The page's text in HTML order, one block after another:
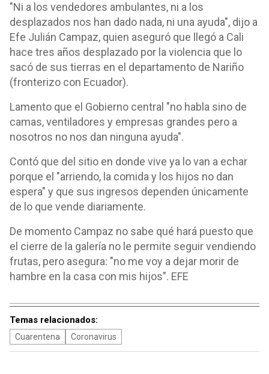
"Ni a los vendedores ambulantes, ni a los
desplazados nos han dado nada, ni una ayuda", dijo a
Efe Julián Campaz, quien aseguró que llegó a Cali
hace tres años desplazado por la violencia que lo
sacó de sus tierras en el departamento de Nariño
(fronterizo con Ecuador).
Lamento que el Gobierno central "no habla sino de
camas, ventiladores y empresas grandes pero a
nosotros no nos dan ninguna ayuda".
Contó que del sitio en donde vive ya lo van a echar
porque el "arriendo, la comida y los hijos no dan
espera" y que sus ingresos dependen únicamente
de lo que vende diariamente.
De momento Campaz no sabe qué hará puesto que
el cierre de la galería no le permite seguir vendiendo
frutas, pero asegura: "no me voy a dejar morir de
hambre en la casa con mis hijos". EFE
Temas relacionados:
Cuarentena Coronavirus